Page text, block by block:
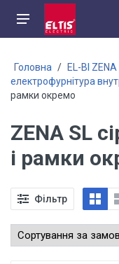
Головна /
EL-BI
електрофурнітура
рамки окремо
ZENA SL
і рамки
Фільтр